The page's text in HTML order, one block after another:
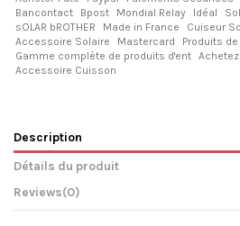
Bancontact
Bpost Mondial Relay Idéal
sOLAR bROTHER
Made in France Cuiseur
Accessoire Solaire
Mastercard
Produits
Gamme complète de produits d'ent
Accessoire Cuisson
Description
Détails du produit
Reviews(0)